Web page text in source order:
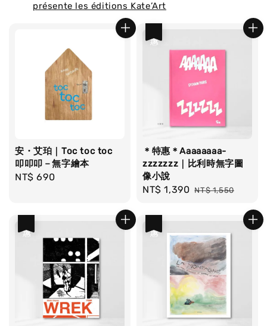
présente les éditions Kate’Art
安・艾珀｜Toc toc toc
叩叩叩－無字繪本
Regular
NT$ 690
＊特惠＊Aaaaaaaa-
zzzzzzz｜比利時無字圖
像小說
Sale
NT$ 1,390 Regular
NT$ 1,550